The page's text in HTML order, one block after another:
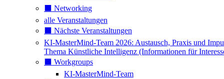
⬛️ Networking
alle Veranstaltungen
⬛️ Nächste Veranstaltungen
KI-MasterMind-Team 2026: Austausch, Praxis und
Thema Künstliche Intelligenz (Informationen für
⬛️ Workgroups
KI-MasterMind-Team